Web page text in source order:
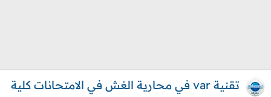
تقنية var في محارية الغش في الامتحانات كلية